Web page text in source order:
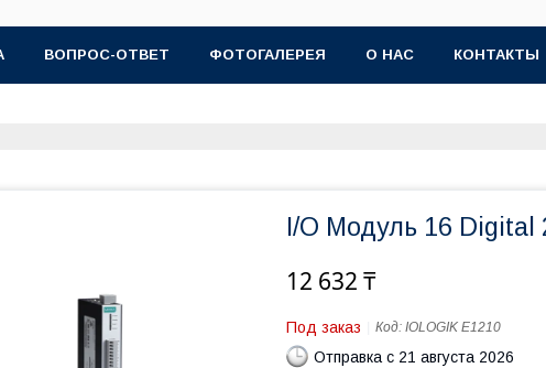
ВОПРОС-ОТВЕТ ФОТОГАЛЕРЕЯ О НАС КОНТАКТЫ
I/O Модуль 16 Digital
12 632 ₸
Под заказ Код: IOLOGIK E1210
Отправка с 21 августа 2026